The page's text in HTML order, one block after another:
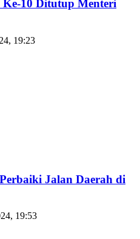
10 Ditutup Menteri
19:23
Jalan Daerah di
19:53